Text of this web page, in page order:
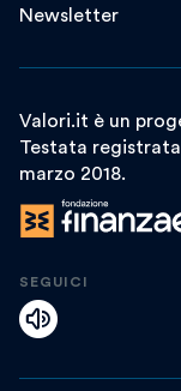
Newsletter
Valori.it è un
Testata
marzo 2018.
SEGUICI